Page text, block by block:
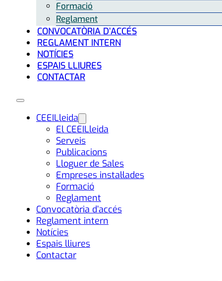
Formació
Reglament
CONVOCATÒRIA D’ACCÉS
REGLAMENT INTERN
NOTÍCIES
ESPAIS LLIURES
CONTACTAR
CEEILleida
El CEEILleida
Serveis
Publicacions
Lloguer de Sales
Empreses instal·lades
Formació
Reglament
Convocatòria d’accés
Reglament intern
Notícies
Espais lliures
Contactar